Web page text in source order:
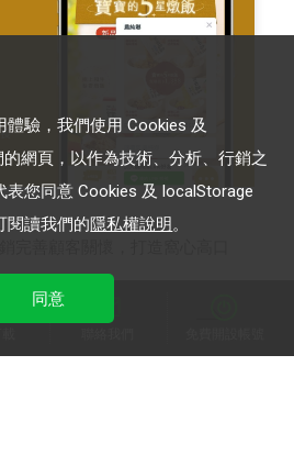
驗，我們使用 Cookies 及
網頁，以作為技術、分析、行銷之
表您同意 Cookies 及 localStorage
閱讀我們的隱私權說明。
同意